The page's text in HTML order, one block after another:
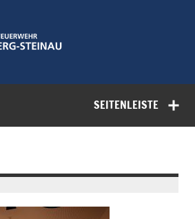
Feuerwehr
Petersberg-
SEITENLEISTE